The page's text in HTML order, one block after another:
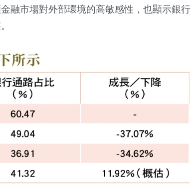
融市場對外部環境的高敏感性，也顯示銀行